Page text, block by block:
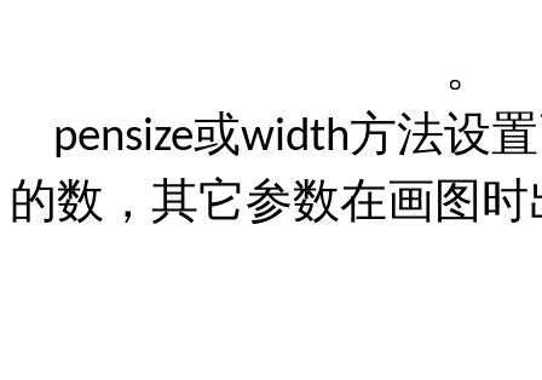
。
pensize或width方法设
的数，其它参数在画图时